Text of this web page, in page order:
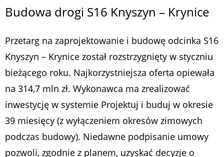
Budowa drogi S16 Knyszyn – Krynice
Przetarg na zaprojektowanie i budowę odcinka S16
Knyszyn – Krynice został rozstrzygnięty w styczniu
bieżącego roku. Najkorzystniejsza oferta opiewała
na 314,7 mln zł. Wykonawca ma zrealizować
inwestycję w systemie Projektuj i buduj w okresie
39 miesięcy (z wyłączeniem okresów zimowych
podczas budowy). Niedawne podpisanie umowy
pozwoli, zgodnie z planem, uzyskać decyzje o